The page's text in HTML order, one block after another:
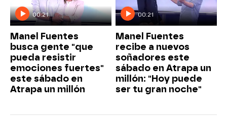
00:21
Manel Fuentes
busca gente "que
pueda resistir
emociones fuertes"
este sábado en
Atrapa un millón
00:21
Manel Fuentes
recibe a nuevos
soñadores este
sábado en Atrapa un
millón: "Hoy puede
ser tu gran noche"